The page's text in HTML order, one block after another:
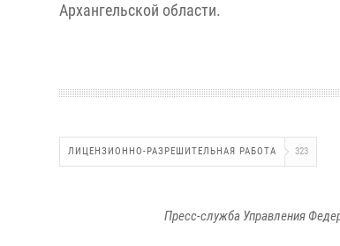
Архангельской области.
ЛИЦЕНЗИОННО-РАЗРЕШИТЕЛЬНАЯ РАБОТА 323
Пресс-служба Управления